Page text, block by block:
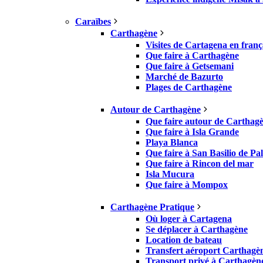
Caraïbes
Carthagène
Visites de Cartagena en
Que faire à Carthagène
Que faire à Getsemani
Marché de Bazurto
Plages de Carthagène
Autour de Carthagène
Que faire autour de
Que faire à Isla Grande
Playa Blanca
Que faire à San Basilio de
Que faire à Rincon del mar
Isla Mucura
Que faire à Mompox
Carthagène Pratique
Où loger à Cartagena
Se déplacer à Carthagène
Location de bateau
Transfert aéroport
Transport privé à